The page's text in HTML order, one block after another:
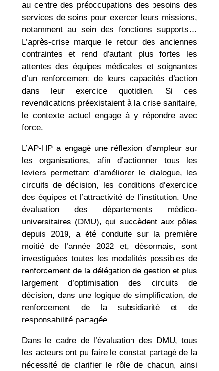
au centre des préoccupations des besoins des
services de soins pour exercer leurs missions,
notamment au sein des fonctions supports…
L’après-crise marque le retour des anciennes
contraintes et rend d’autant plus fortes les
attentes des équipes médicales et soignantes
d’un renforcement de leurs capacités d’action
dans leur exercice quotidien. Si ces
revendications préexistaient à la crise sanitaire,
le contexte actuel engage à y répondre avec
force.
L’AP-HP a engagé une réflexion d’ampleur sur
les organisations, afin d’actionner tous les
leviers permettant d’améliorer le dialogue, les
circuits de décision, les conditions d’exercice
des équipes et l’attractivité de l’institution. Une
évaluation des départements médico-
universitaires (DMU), qui succèdent aux pôles
depuis 2019, a été conduite sur la première
moitié de l’année 2022 et, désormais, sont
investiguées toutes les modalités possibles de
renforcement de la délégation de gestion et plus
largement d’optimisation des circuits de
décision, dans une logique de simplification, de
renforcement de la subsidiarité et de
responsabilité partagée.
Dans le cadre de l’évaluation des DMU, tous
les acteurs ont pu faire le constat partagé de la
nécessité de clarifier le rôle de chacun, ainsi